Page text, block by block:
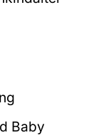
Baby